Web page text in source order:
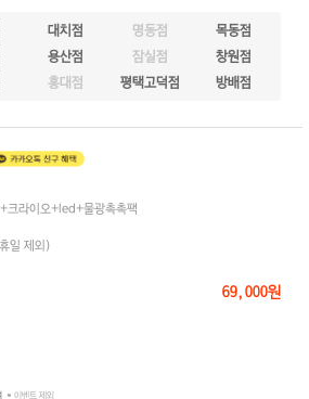
대치점 명동점
목동점
용산점 잠실점
창원점
홍대점 평택고덕점 방배점
크라이오+led+물광촉촉팩
일 제외)
69,000원
● 이벤트 제외